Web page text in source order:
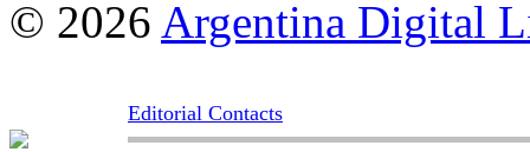
© 2026 Argentina Digital
Editorial Contacts